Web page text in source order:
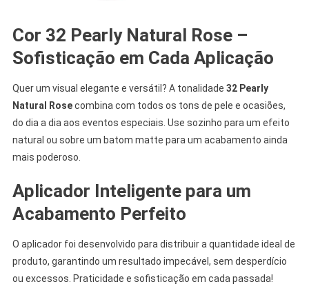
Cor 32 Pearly Natural Rose –
Sofisticação em Cada Aplicação
Quer um visual elegante e versátil? A tonalidade 32 Pearly
Natural Rosecombina com todos os tons de pele e ocasiões,
do dia a dia aos eventos especiais. Use sozinho para um efeito
natural ou sobre um batom matte para um acabamento ainda
mais poderoso.
Aplicador Inteligente para um
Acabamento Perfeito
O aplicador foi desenvolvido para distribuir a quantidade ideal de
produto, garantindo um resultado impecável, sem desperdício
ou excessos. Praticidade e sofisticação em cada passada!